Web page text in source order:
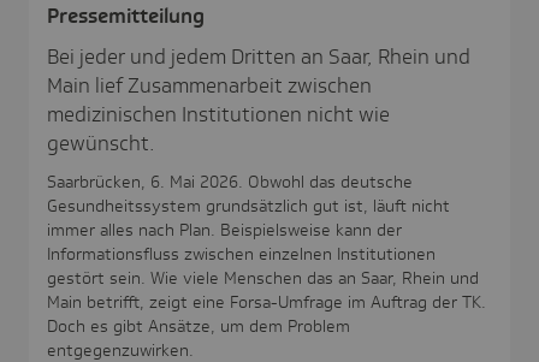
Pres­se­mit­tei­lung
Bei jeder und jedem Dritten an Saar, Rhein und
Main lief Zusammenarbeit zwischen
medizinischen Institutionen nicht wie
gewünscht.
Saarbrücken, 6. Mai 2026. Obwohl das deutsche
Gesundheitssystem grundsätzlich gut ist, läuft nicht
immer alles nach Plan. Beispielsweise kann der
Informationsfluss zwischen einzelnen Institutionen
gestört sein. Wie viele Menschen das an Saar, Rhein und
Main betrifft, zeigt eine Forsa-Umfrage im Auftrag der TK.
Doch es gibt Ansätze, um dem Problem
entgegenzuwirken.